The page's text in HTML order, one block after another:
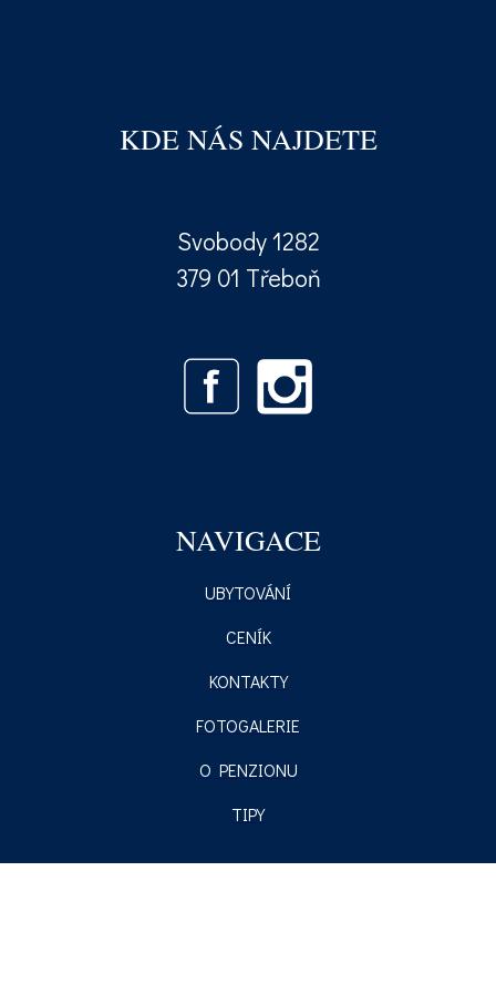
KDE NÁS NAJDETE
Svobody 1282
379 01 Třeboň
NAVIGACE
UBYTOVÁNÍ
CENÍK
KONTAKTY
FOTOGALERIE
O PENZIONU
TIPY